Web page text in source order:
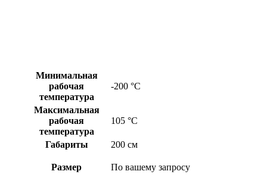
Минимальная
рабочая
температура
-200 °С
Максимальная
рабочая
температура
105 °С
Габариты 200 см
Размер По вашему запросу